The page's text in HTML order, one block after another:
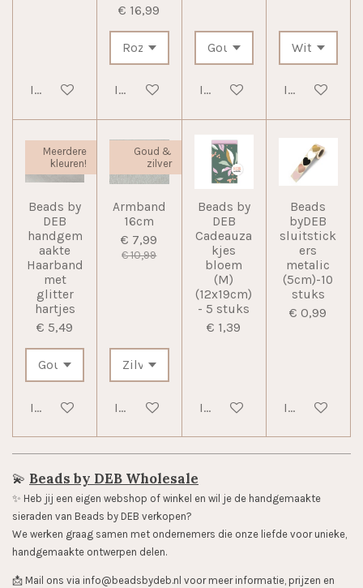
In winkelwagen
€ 16,99
In winkelwagenIn winkelwagenIn
Meerdere
kleuren!
Beads by
DEB
handgem
aakte
Haarband
met
glitter
hartjes
€ 5,49
In winkelwagen
Goud &
zilver
Armband
16cm
€ 7,99
€ 10,99
In winkelwagen
Beads by
DEB
Cadeauza
kjes
bloem
(M)
(12x19cm)
- 5 stuks
€ 1,39
In winkelwagen
Beads
byDEB
sluitstick
ers
metalic
(5cm)-10
stuks
€ 0,99
In
💫 Beads by DEB Wholesale
✨️ Heb jij een eigen webshop of winkel en wil je de handgemaakte
sieraden van Beads by DEB verkopen?
We werken graag samen met ondernemers die onze liefde voor unieke,
handgemaakte ontwerpen delen.
📩 Mail ons via info@beadsbydeb.nl voor meer informatie, prijzen en